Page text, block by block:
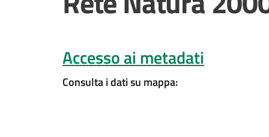
Accesso ai metadati
Consulta i dati su mappa: